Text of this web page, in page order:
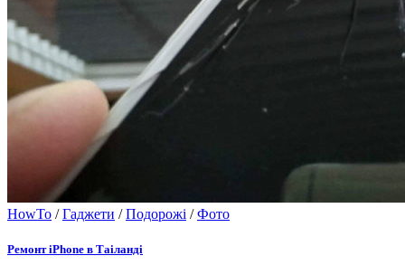
HowTo /Гаджети /Подорожі /Фото
Ремонт iPhone в Таіланді